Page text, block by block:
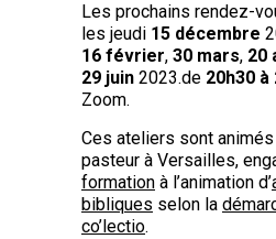
Les prochains rendez-
les jeudi 15 décembre
16 février, 30 mars, 20
29 juin 2023.de 20h30 à
Zoom.
Ces ateliers sont
pasteur à Versailles,
formation à l’animation d’
bibliques selon la
co’lectio.